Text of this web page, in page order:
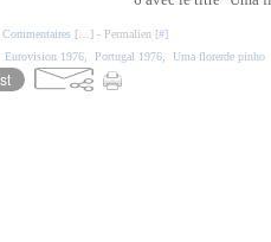
Commentaires [ ] - Permalien [#]
Eurovision 1976 Portugal 1976 Uma florerde pinho